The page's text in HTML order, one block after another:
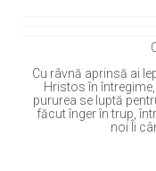
Cu râvnă aprinsă ai
Hristos în
pururea se luptă
făcut înger în trup,
noi Îi